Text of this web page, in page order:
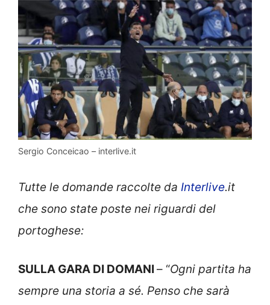
Sergio Conceicao – interlive.it
Tutte le domande raccolte da Interlive.it
che sono state poste nei riguardi del
portoghese:
SULLA GARA DI DOMANI– “Ogni partita ha
sempre una storia a sé. Penso che sarà